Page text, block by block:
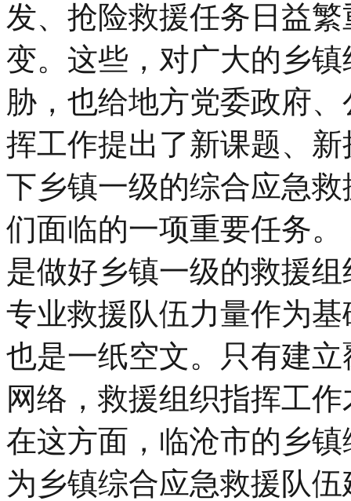
发、抢险救援任务日益
变。这些，对广大的乡
胁，也给地方党委政府
挥工作提出了新课题、
下乡镇一级的综合应急
们面临的一项重要任务
是做好乡镇一级的救援
专业救援队伍力量作为
也是一纸空文。只有建
网络，救援组织指挥工
在这方面，临沧市的乡
为乡镇综合应急救援队